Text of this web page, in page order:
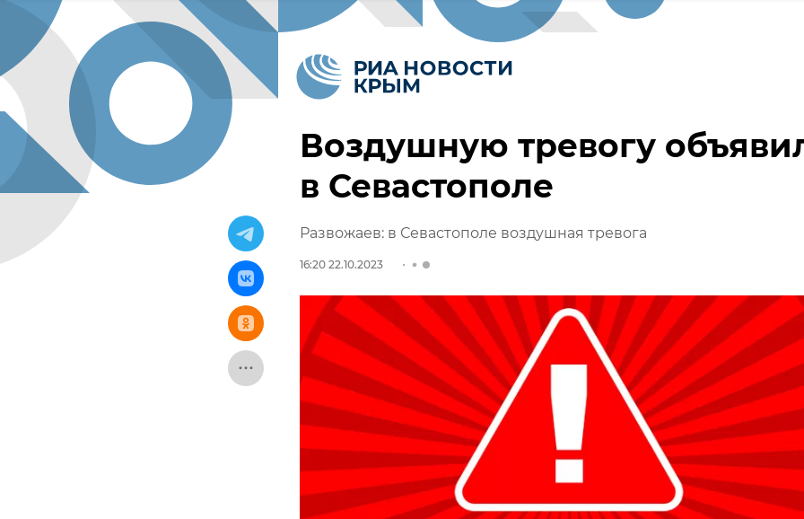
Воздушную тревогу
в Севастополе
Развожаев: в Севастополе воздушная тревога
16:20 22.10.2023